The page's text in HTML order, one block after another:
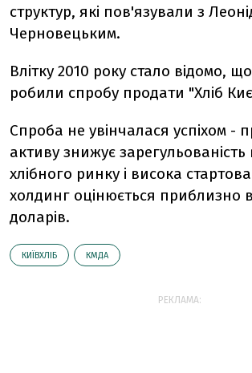
структур, які пов'язували з
Черновецьким.
Влітку 2010 року стало відомо,
робили спробу продати "Хліб
Спроба не увінчалася успіхом -
активу знижує зарегульованість
хлібного ринку і висока
холдинг оцінюється приблизно
доларів.
КИЇВХЛІБ КМДА
РЕКЛАМА: